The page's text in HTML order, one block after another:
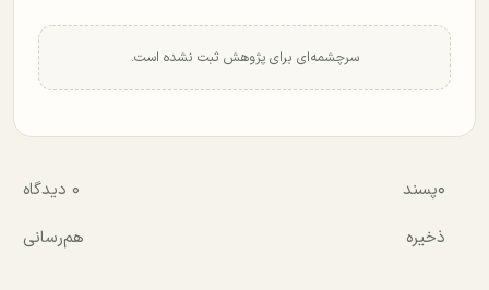
سرچشمه‌ای برای پژوهش ثبت نشده است.
۰پسند
۰ دیدگاه
ذخیره
هم‌رسانی